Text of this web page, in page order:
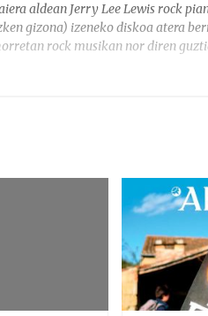
aldean Jerry Lee Lewis rock
gizona) izeneko diskoa atera
rock musikan nor diren